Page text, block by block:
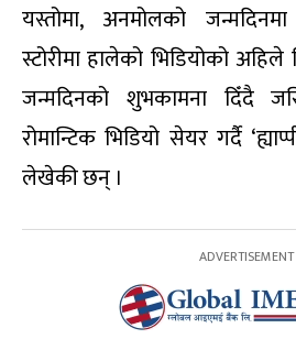
यस्तोमा, अनमोलको जन्मदिनमा
स्टोरीमा हालेको भिडियोको
जन्मदिनको शुभकामना दिँदै
रोमान्टिक भिडियो सेयर गर्दै
लेखेकी छन् ।